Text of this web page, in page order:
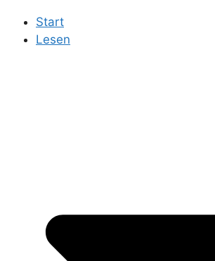
Start
Lesen